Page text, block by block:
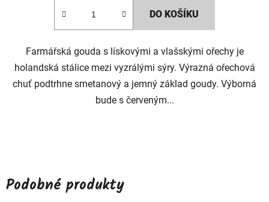
DO KOŠÍKU
Farmářská gouda s lískovými a vlašskými ořechy je
holandská stálice mezi vyzrálými sýry. Výrazná ořechová
chuť podtrhne smetanový a jemný základ goudy. Výborná
bude s červeným...
Podobné produkty